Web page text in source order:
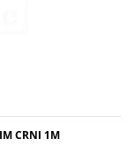
CRNI 1M